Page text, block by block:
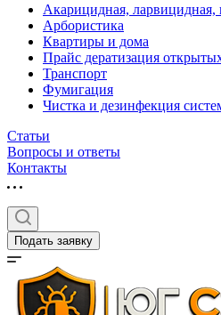
Акарицидная, ларвицидная,
Арбористика
Квартиры и дома
Прайс дератизация
Транспорт
Фумигация
Чистка и дезинфекция
Статьи
Вопросы и ответы
Контакты
Подать заявку